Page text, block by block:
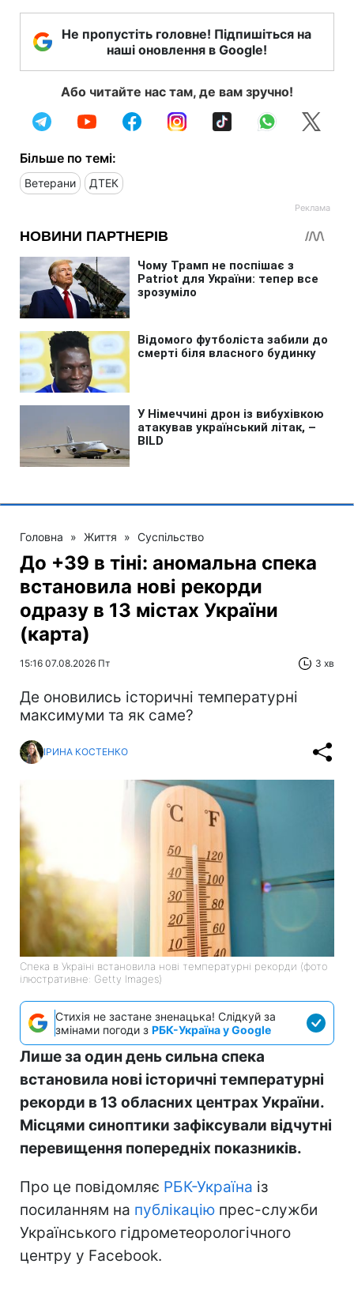
Не пропустіть головне! Підпишіться на
наші оновлення в Google!
Або читайте нас там, де вам зручно!
Більше по темі:
Ветерани ДТЕК
Головна » Життя » Суспільство
До +39 в тіні: аномальна спека
встановила нові рекорди
одразу в 13 містах України
(карта)
15:16 07.08.2026 Пт 3 хв
Де оновились історичні температурні
максимуми та як саме?
ІРИНА КОСТЕНКО
Спека в Україні встановила нові температурні рекорди (фото
ілюстративне: Getty Images)
Стихія не застане зненацька! Слідкуй за
змінами погоди з РБК-Україна у Google
Лише за один день сильна спека
встановила нові історичні температурні
рекорди в 13 обласних центрах України.
Місцями синоптики зафіксували відчутні
перевищення попередніх показників.
Про це повідомляє РБК-Україна із
посиланням на публікацію прес-служби
Українського гідрометеорологічного
центру у Facebook.